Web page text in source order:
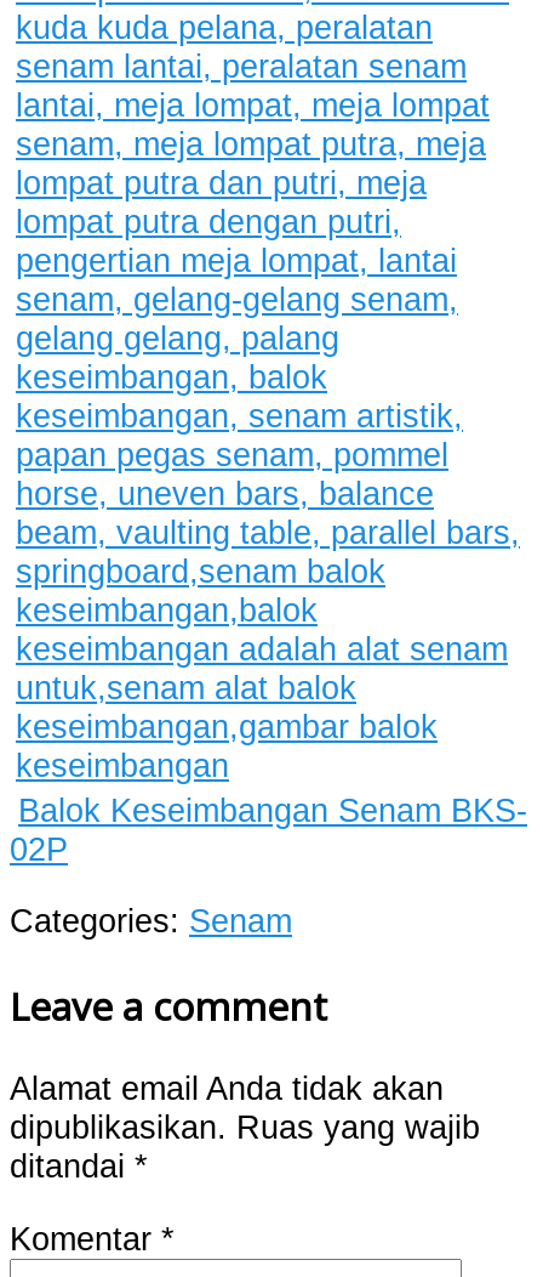
Balok Keseimbangan Senam BKS-
02P
Categories: Senam
Leave a comment
Alamat email Anda tidak akan
dipublikasikan. Ruas yang wajib
ditandai *
Komentar *